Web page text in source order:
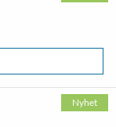
Nyhet